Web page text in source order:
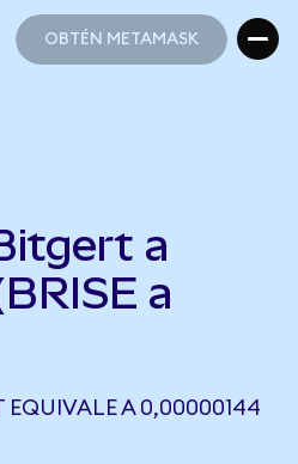
OBTÉN METAMASK
a
a
EQUIVALE A 0,00000144